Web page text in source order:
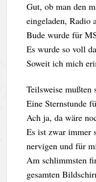
Gut, ob man den
eingeladen, Radio
Bude wurde für
Es wurde so voll
Soweit ich mich
Teilsweise
Eine Sternstunde
Ach ja, da wäre
Es ist zwar immer
nervigen und für
Am schlimmsten
gesamten